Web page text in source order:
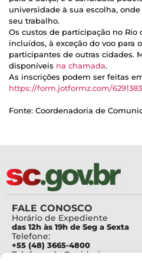
universidade à sua escolha,
seu trabalho.
Os custos de participação no Rio
incluídos, à exceção do voo para
participantes de outras cidades.
disponíveis na chamada.
As inscrições podem ser feitas
https://form.jotformz.com/
Fonte: Coordenadoria de
FALE CONOSCO
Horário de Expediente
das 12h às 19h de Seg a Sexta
Telefone:
+55 (48) 3665-4800
Telefone da Ouvidoria